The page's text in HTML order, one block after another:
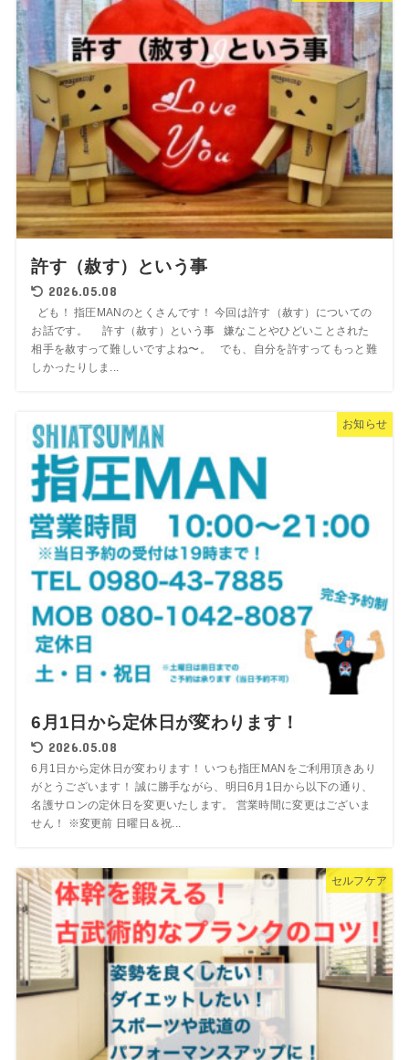
許す（赦す）という事
2026.05.08
ども！ 指圧MANのとくさんです！ 今回は許す（赦す）についての
お話です。 許す（赦す）という事 嫌なことやひどいことされた
相手を赦すって難しいですよね〜。 でも、自分を許すってもっと難
しかったりしま...
お知らせ
6月1日から定休日が変わります！
2026.05.08
6月1日から定休日が変わります！ いつも指圧MANをご利用頂きあり
がとうございます！ 誠に勝手ながら、明日6月1日から以下の通り、
名護サロンの定休日を変更いたします。 営業時間に変更はございま
せん！ ※変更前 日曜日＆祝...
セルフケア